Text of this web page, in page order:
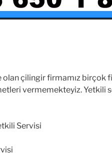
çilingir firmamız birçok
vermemekteyiz.
Servisi